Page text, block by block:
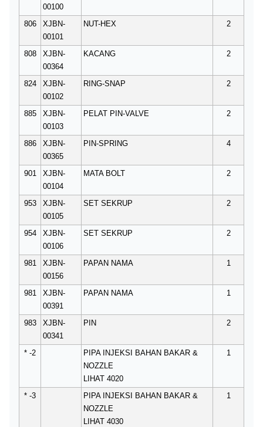
00100
806
XJBN-
00101
NUT-HEX 2
808
XJBN-
00364
KACANG 2
824
XJBN-
00102
RING-SNAP 2
885
XJBN-
00103
PELAT PIN-VALVE 2
886
XJBN-
00365
PIN-SPRING 4
901
XJBN-
00104
MATA BOLT 2
953
XJBN-
00105
SET SEKRUP 2
954
XJBN-
00106
SET SEKRUP 2
981
XJBN-
00156
PAPAN NAMA 1
981
XJBN-
00391
PAPAN NAMA 1
983
XJBN-
00341
PIN 2
* -2
PIPA INJEKSI BAHAN BAKAR &
NOZZLE
LIHAT 4020
1
* -3
PIPA INJEKSI BAHAN BAKAR &
NOZZLE
LIHAT 4030
1